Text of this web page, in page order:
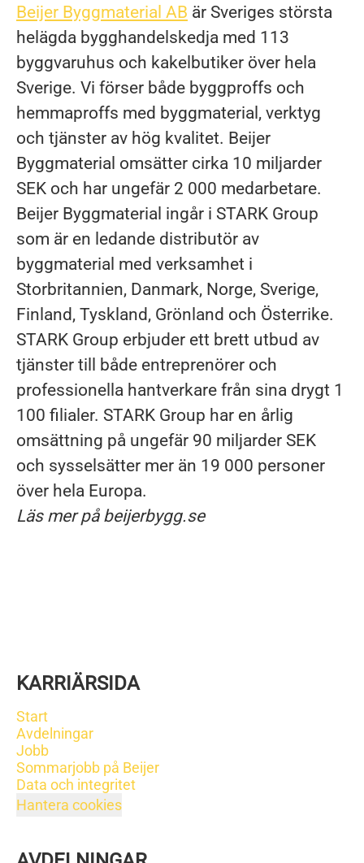
Beijer Byggmaterial AB är Sveriges största
helägda bygghandelskedja med 113
byggvaruhus och kakelbutiker över hela
Sverige. Vi förser både byggproffs och
hemmaproffs med byggmaterial, verktyg
och tjänster av hög kvalitet. Beijer
Byggmaterial omsätter cirka 10 miljarder
SEK och har ungefär 2 000 medarbetare.
Beijer Byggmaterial ingår i STARK Group
som är en ledande distributör av
byggmaterial med verksamhet i
Storbritannien, Danmark, Norge, Sverige,
Finland, Tyskland, Grönland och Österrike.
STARK Group erbjuder ett brett utbud av
tjänster till både entreprenörer och
professionella hantverkare från sina drygt 1
100 filialer. STARK Group har en årlig
omsättning på ungefär 90 miljarder SEK
och sysselsätter mer än 19 000 personer
över hela Europa.
Läs mer på beijerbygg.se
KARRIÄRSIDA
Start
Avdelningar
Jobb
Sommarjobb på Beijer
Data och integritet
Hantera cookies